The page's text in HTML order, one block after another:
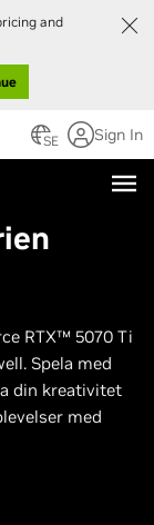
and
SE Sign In
RTX™ 5070 Ti
Spela med
din kreativitet
med